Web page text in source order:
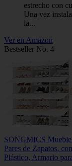
estrecho con
Una vez
la...
Ver en Amazon
Bestseller No. 4
SONGMICS Mueble
Pares de Zapatos,
Plástico, Armario